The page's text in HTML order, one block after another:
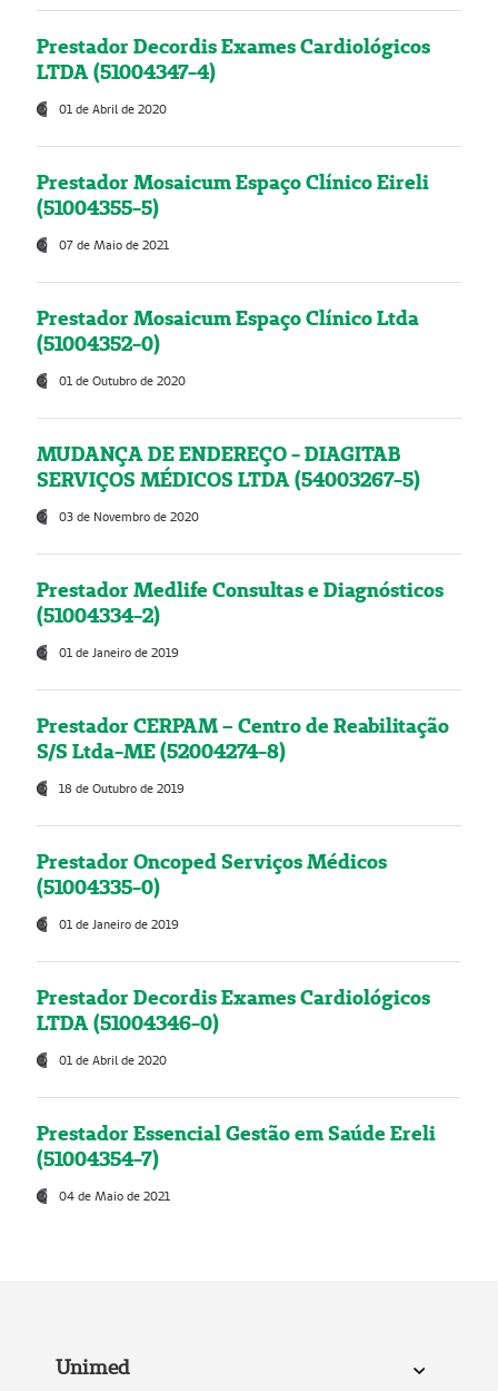
Prestador Decordis Exames Cardiológicos
LTDA (51004347-4)
01 de Abril de 2020
Prestador Mosaicum Espaço Clínico Eireli
(51004355-5)
07 de Maio de 2021
Prestador Mosaicum Espaço Clínico Ltda
(51004352-0)
01 de Outubro de 2020
MUDANÇA DE ENDEREÇO - DIAGITAB
SERVIÇOS MÉDICOS LTDA (54003267-5)
03 de Novembro de 2020
Prestador Medlife Consultas e Diagnósticos
(51004334-2)
01 de Janeiro de 2019
Prestador CERPAM – Centro de Reabilitação
S/S Ltda-ME (52004274-8)
18 de Outubro de 2019
Prestador Oncoped Serviços Médicos
(51004335-0)
01 de Janeiro de 2019
Prestador Decordis Exames Cardiológicos
LTDA (51004346-0)
01 de Abril de 2020
Prestador Essencial Gestão em Saúde Ereli
(51004354-7)
04 de Maio de 2021
Unimed